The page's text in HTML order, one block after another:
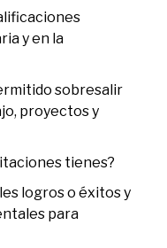
y en la
sobresalir
proyectos y
tienes?
logros o éxitos y
para